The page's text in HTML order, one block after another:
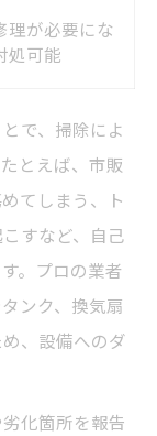
理が必要にな
処可能
で、掃除によ
とえば、市販
てしまう、ト
すなど、自己
。プロの業者
ンク、換気扇
、設備へのダ
化箇所を報告